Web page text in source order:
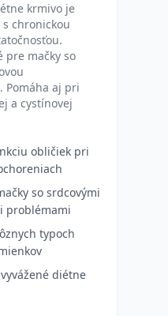
krmivo je
chronickou
pre mačky so
Pomáha aj pri
a cystínovej
obličiek pri
so srdcovými
problémami
typoch
diétne